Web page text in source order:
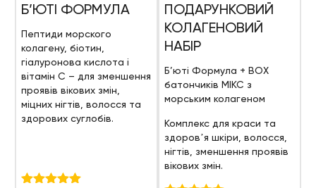
Б’ЮТІ ФОРМУЛА
Пептиди морского
колагену, біотин,
гіалуронова кислота і
вітамін С – для зменшення
проявів вікових змін,
міцних нігтів, волосся та
здорових суглобів.
ПОДАРУНКОВИЙ
КОЛАГЕНОВИЙ
НАБІР
Б’юті Формула + BOX
батончиків МІКС з
морським колагеном
Комплекс для краси та
здоровʼя шкіри, волосся,
нігтів, зменшення проявів
вікових змін.